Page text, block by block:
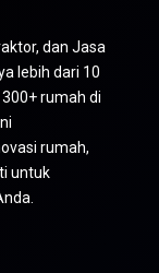
, dan Jasa
lebih dari 10
rumah di
rumah,
untuk